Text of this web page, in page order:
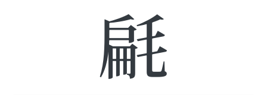
㲢